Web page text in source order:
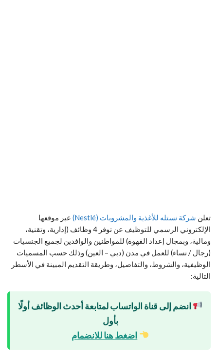
تعلن شركة نستله للأغذية والمشروبات (Nestlé)
عبر موقعها
الإلكتروني الرسمي للتوظيف عن توفر 4 وظائف (إدارية، وتقنية،
ومالية، وبمجال إعداد القهوة) للمواطنين والوافدين لجميع الجنسيات
(رجال / نساء) للعمل في مدن (دبي – العين) وذلك حسب المسميات
الوظيفية، والشروط، والتفاصيل، وطريقة التقديم المبينة في الأسطر
التالية:
انضم إلى قناة الواتساب لمتابعة أحدث الوظائف أولًا
بأول
اضغط هنا للانضمام